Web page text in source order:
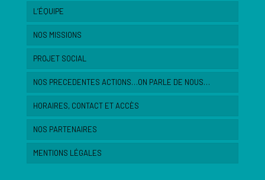
L’ÉQUIPE
NOS MISSIONS
PROJET SOCIAL
NOS PRECEDENTES ACTIONS…ON PARLE DE NOUS…
HORAIRES, CONTACT ET ACCÈS
NOS PARTENAIRES
MENTIONS LÉGALES